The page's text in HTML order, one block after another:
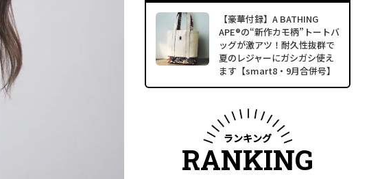
【豪華付録】A BATHING
APE®の“新作カモ柄”トートバ
ッグが激アツ！耐久性抜群で
夏のレジャーにガシガシ使え
ます【smart8・9月合併号】
ランキング
RANKING